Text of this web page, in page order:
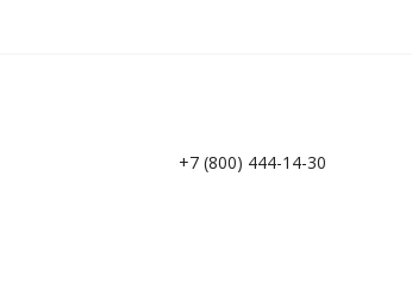
+7 (800) 444-14-30